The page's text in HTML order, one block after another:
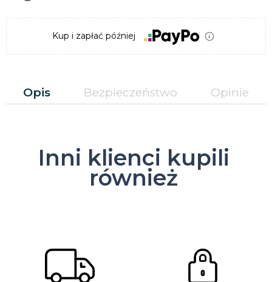
Kup i zapłać później
Opis Bezpieczeństwo Opinie
Inni klienci kupili
również